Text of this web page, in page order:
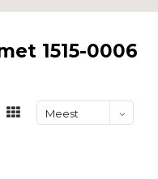
1515-0006
Meest